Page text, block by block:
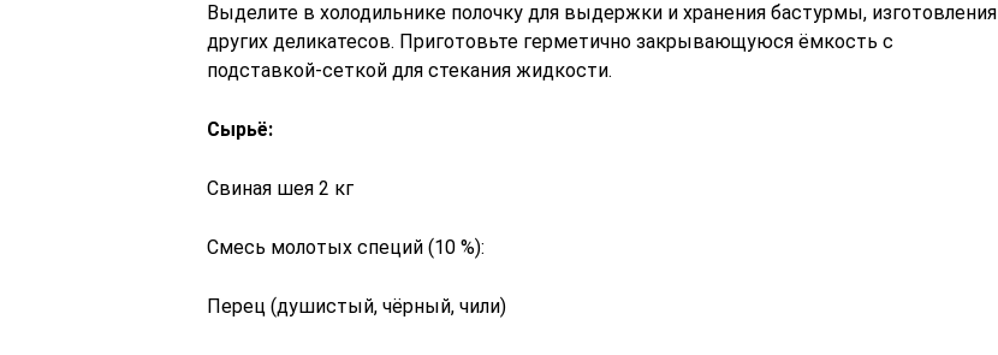
Выделите в холодильнике полочку для выдержки и хранения бастурмы, изготовления
других деликатесов. Приготовьте герметично закрывающуюся ёмкость с
подставкой-сеткой для стекания жидкости.
Сырьё:
Свиная шея 2 кг
Смесь молотых специй (10 %):
Перец (душистый, чёрный, чили)